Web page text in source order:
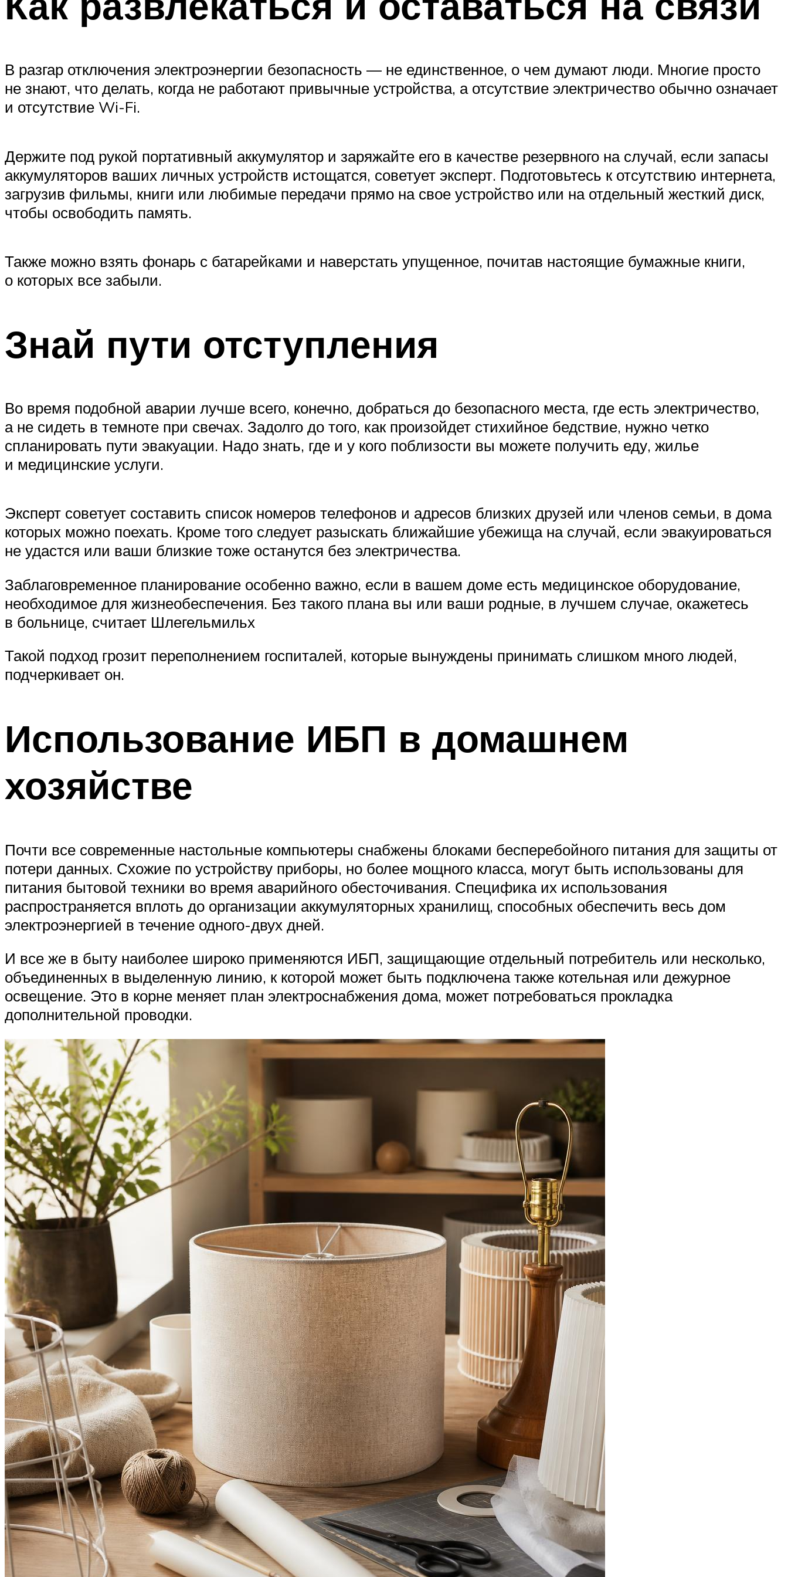
В разгар отключения электроэнергии безопасность — не единственное, о чем думают люди. Многие просто
не знают, что делать, когда не работают привычные устройства, а отсутствие электричество обычно означает
и отсутствие Wi-Fi.
Держите под рукой портативный аккумулятор и заряжайте его в качестве резервного на случай, если запасы
аккумуляторов ваших личных устройств истощатся, советует эксперт. Подготовьтесь к отсутствию интернета,
загрузив фильмы, книги или любимые передачи прямо на свое устройство или на отдельный жесткий диск,
чтобы освободить память.
Также можно взять фонарь с батарейками и наверстать упущенное, почитав настоящие бумажные книги,
о которых все забыли.
Знай пути отступления
Во время подобной аварии лучше всего, конечно, добраться до безопасного места, где есть электричество,
а не сидеть в темноте при свечах. Задолго до того, как произойдет стихийное бедствие, нужно четко
спланировать пути эвакуации. Надо знать, где и у кого поблизости вы можете получить еду, жилье
и медицинские услуги.
Эксперт советует составить список номеров телефонов и адресов близких друзей или членов семьи, в дома
которых можно поехать. Кроме того следует разыскать ближайшие убежища на случай, если эвакуироваться
не удастся или ваши близкие тоже останутся без электричества.
Заблаговременное планирование особенно важно, если в вашем доме есть медицинское оборудование,
необходимое для жизнеобеспечения. Без такого плана вы или ваши родные, в лучшем случае, окажетесь
в больнице, считает Шлегельмильх
Такой подход грозит переполнением госпиталей, которые вынуждены принимать слишком много людей,
подчеркивает он.
Использование ИБП в домашнем
хозяйстве
Почти все современные настольные компьютеры снабжены блоками бесперебойного питания для защиты от
потери данных. Схожие по устройству приборы, но более мощного класса, могут быть использованы для
питания бытовой техники во время аварийного обесточивания. Специфика их использования
распространяется вплоть до организации аккумуляторных хранилищ, способных обеспечить весь дом
электроэнергией в течение одного-двух дней.
И все же в быту наиболее широко применяются ИБП, защищающие отдельный потребитель или несколько,
объединенных в выделенную линию, к которой может быть подключена также котельная или дежурное
освещение. Это в корне меняет план электроснабжения дома, может потребоваться прокладка
дополнительной проводки.